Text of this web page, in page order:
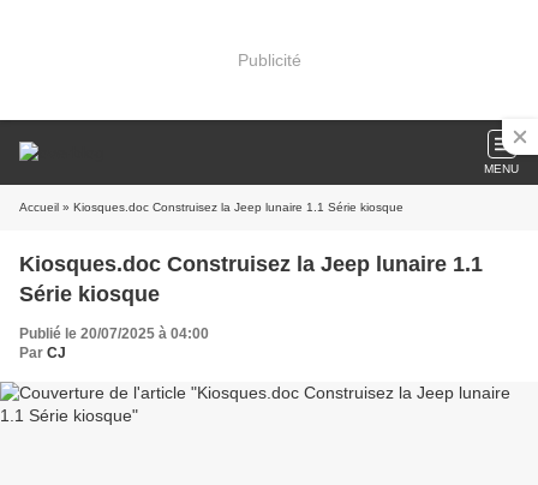
Publicité
MENU
Accueil » Kiosques.doc Construisez la Jeep lunaire 1.1 Série kiosque
Kiosques.doc Construisez la Jeep lunaire 1.1
Série kiosque
Publié le 20/07/2025 à 04:00
Par CJ